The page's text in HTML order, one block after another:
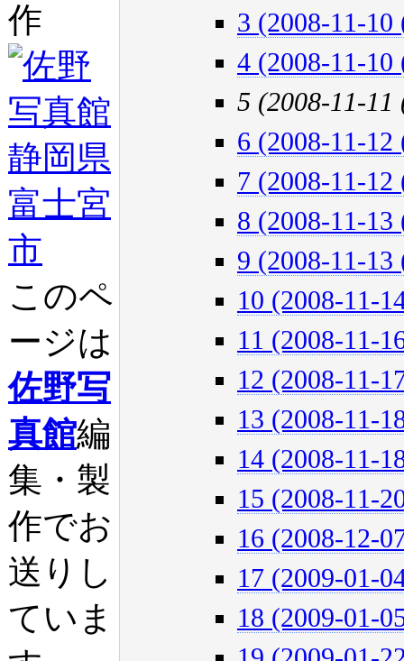
作
このペ
ージは
佐野写
真館編
集・製
作でお
送りし
ていま
3 (2008-11-
4 (2008-11-10
5 (2008-11-
6 (2008-11-
7 (2008-11-
8 (2008-11-
9 (2008-11-
10 (2008-11-
11 (2008-11-
12 (2008-11-
13 (2008-11-
14 (2008-11-
15 (2008-11-
16 (2008-12-
17 (2009-01-
18 (2009-01-